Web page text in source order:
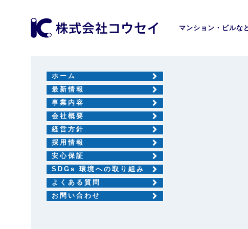
マンション・ビルな
ホーム
最新情報
事業内容
会社概要
経営方針
採用情報
安心保証
SDGs 環境への取り組み
よくある質問
お問い合わせ